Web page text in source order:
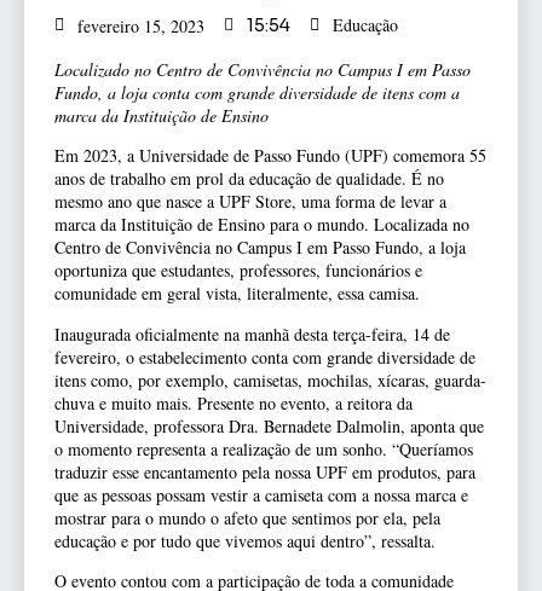
fevereiro 15, 2023 15:54
Educação
Localizado no Centro de Convivência no Campus I em Passo
Fundo, a loja conta com grande diversidade de itens com a
marca da Instituição de Ensino
Em 2023, a Universidade de Passo Fundo (UPF) comemora 55
anos de trabalho em prol da educação de qualidade. É no
mesmo ano que nasce a UPF Store, uma forma de levar a
marca da Instituição de Ensino para o mundo. Localizada no
Centro de Convivência no Campus I em Passo Fundo, a loja
oportuniza que estudantes, professores, funcionários e
comunidade em geral vista, literalmente, essa camisa.
Inaugurada oficialmente na manhã desta terça-feira, 14 de
fevereiro, o estabelecimento conta com grande diversidade de
itens como, por exemplo, camisetas, mochilas, xícaras, guarda-
chuva e muito mais. Presente no evento, a reitora da
Universidade, professora Dra. Bernadete Dalmolin, aponta que
o momento representa a realização de um sonho. “Queríamos
traduzir esse encantamento pela nossa UPF em produtos, para
que as pessoas possam vestir a camiseta com a nossa marca e
mostrar para o mundo o afeto que sentimos por ela, pela
educação e por tudo que vivemos aqui dentro”, ressalta.
O evento contou com a participação de toda a comunidade